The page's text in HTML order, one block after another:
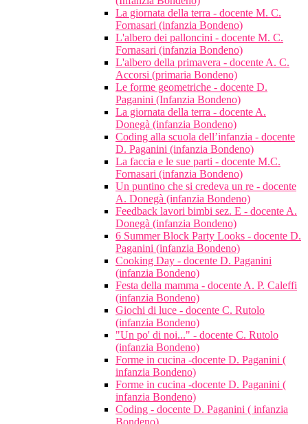
La giornata della terra - docente M. C.
Fornasari (infanzia Bondeno)
L'albero dei palloncini - docente M. C.
Fornasari (infanzia Bondeno)
L'albero della primavera - docente A. C.
Accorsi (primaria Bondeno)
Le forme geometriche - docente D.
Paganini (Infanzia Bondeno)
La giornata della terra - docente A.
Donegà (infanzia Bondeno)
Coding alla scuola dell’infanzia - docente
D. Paganini (infanzia Bondeno)
La faccia e le sue parti - docente M.C.
Fornasari (infanzia Bondeno)
Un puntino che si credeva un re - docente
A. Donegà (infanzia Bondeno)
Feedback lavori bimbi sez. E - docente A.
Donegà (infanzia Bondeno)
6 Summer Block Party Looks - docente D.
Paganini (infanzia Bondeno)
Cooking Day - docente D. Paganini
(infanzia Bondeno)
Festa della mamma - docente A. P. Caleffi
(infanzia Bondeno)
Giochi di luce - docente C. Rutolo
(infanzia Bondeno)
"Un po' di noi..." - docente C. Rutolo
(infanzia Bondeno)
Forme in cucina -docente D. Paganini (
infanzia Bondeno)
Forme in cucina -docente D. Paganini (
infanzia Bondeno)
Coding - docente D. Paganini ( infanzia